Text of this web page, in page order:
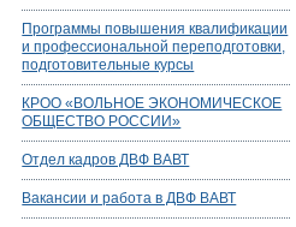
Программы повышения квалификации
и профессиональной переподготовки,
подготовительные курсы
КРОО «ВОЛЬНОЕ ЭКОНОМИЧЕСКОЕ
ОБЩЕСТВО РОССИИ»
Отдел кадров ДВФ ВАВТ
Вакансии и работа в ДВФ ВАВТ